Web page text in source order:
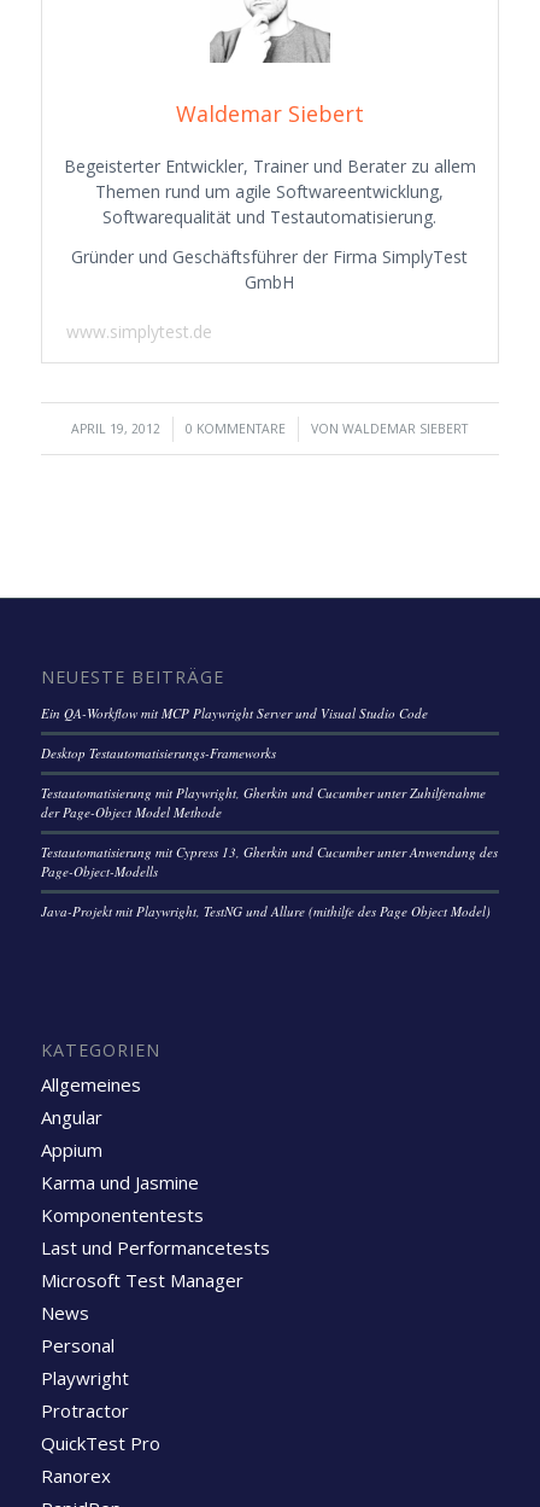
Waldemar Siebert
Begeisterter Entwickler, Trainer und Berater zu allem
Themen rund um agile Softwareentwicklung,
Softwarequalität und Testautomatisierung.
Gründer und Geschäftsführer der Firma SimplyTest
GmbH
www.simplytest.de
APRIL 19, 2012
/ 0 KOMMENTARE
/ VONWALDEMAR SIEBERT
NEUESTE BEITRÄGE
Ein QA-Workflow mit MCP Playwright Server und Visual Studio Code
Desktop Testautomatisierungs-Frameworks
Testautomatisierung mit Playwright, Gherkin und Cucumber unter Zuhilfenahme
der Page-Object Model Methode
Testautomatisierung mit Cypress 13, Gherkin und Cucumber unter Anwendung des
Page-Object-Modells
Java-Projekt mit Playwright, TestNG und Allure (mithilfe des Page Object Model)
KATEGORIEN
Allgemeines
Angular
Appium
Karma und Jasmine
Komponententests
Last und Performancetests
Microsoft Test Manager
News
Personal
Playwright
Protractor
QuickTest Pro
Ranorex